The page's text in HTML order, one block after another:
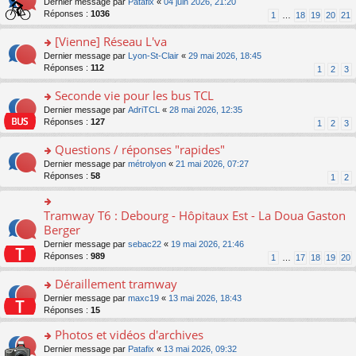
nt
s
ré
e
nt
n
lu
le
pl
u
s
ré
e
nt
e
n
o
n
lu
le
pl
u
s
ré
c
nt
e
s
s
a
g
e
n
lu
le
pl
u
s
ré
nt
n
s
ult
er
le
m
e
s
s
a
g
n
o
n
lu
le
u
s
ré
nt
Réponses : 1036 1 18 19 20 21
o
n
s
ult
er
le
m
e
s
s
a
g
e
n
o
n
lu
le
pl
u
s
ré
c
nt
[Vienne] Réseau L'va
Dernier message par Lyon-St-Clair « 29 mai 2026, 18:45
Réponses : 112 1 2 3
o
n
s
ult
er
le
m
e
s
a
g
e
n
lu
le
pl
u
s
Seconde vie pour les bus TCL
Dernier message par AdriTCL « 28 mai 2026, 12:35
Réponses : 127 1 2 3
o
n
s
ult
er
le
m
e
s
s
a
g
e
n
o
n
Questions / réponses "rapides"
Dernier message par métrolyon « 21 mai 2026, 07:27
Réponses : 58 1 2
o
n
ult
er
le
m
e
s
s
a
g
Tramway T6 : Debourg - Hôpitaux Est - La Doua Gaston
Berger
Dernier message par sebac22 « 19 mai 2026, 21:46
Réponses : 989 1 17 18 19 20
o
n
s
ult
er
Déraillement tramway
Dernier message par maxc19 « 13 mai 2026, 18:43
Réponses : 15
o
Photos et vidéos d'archives
Dernier message par Patafix « 13 mai 2026, 09:32